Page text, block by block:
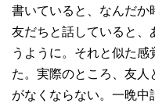
書いていると、なんだか
友だちと話していると、
うように。それと似た
た。実際のところ、友人
がなくならない。一晩中